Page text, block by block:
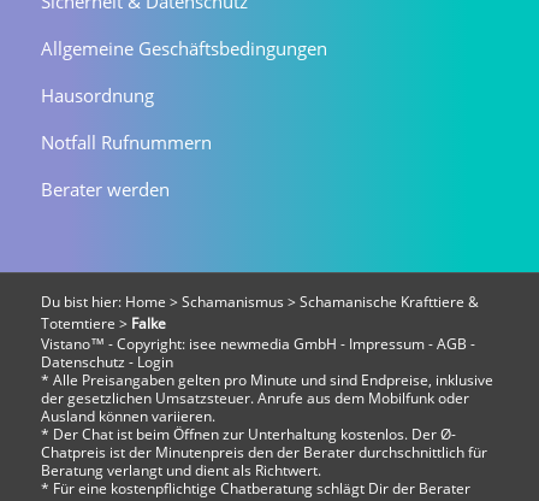
Allgemeine Geschäftsbedingungen
Hausordnung
Notfall Rufnummern
Berater werden
Du bist hier: Home > Schamanismus > Schamanische Krafttiere &
Totemtiere > Falke
Vistano™ - Copyright: isee newmedia GmbH - Impressum-AGB -
Datenschutz - Login
* Alle Preisangaben gelten pro Minute und sind Endpreise, inklusive
der gesetzlichen Umsatzsteuer. Anrufe aus dem Mobilfunk oder
Ausland können variieren.
* Der Chat ist beim Öffnen zur Unterhaltung kostenlos. Der Ø-
Chatpreis ist der Minutenpreis den der Berater durchschnittlich für
Beratung verlangt und dient als Richtwert.
* Für eine kostenpflichtige Chatberatung schlägt Dir der Berater